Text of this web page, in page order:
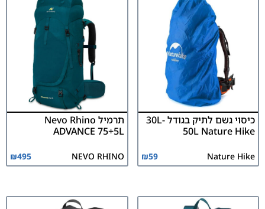
כיסוי גשם לתיק בגודל 30L-
50L Nature Hike
Nature Hike
₪59
תרמיל Nevo Rhino
ADVANCE 75+5L
NEVO RHINO
₪495